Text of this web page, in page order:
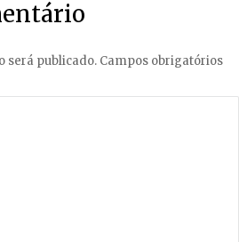
será publicado. Campos obrigatórios